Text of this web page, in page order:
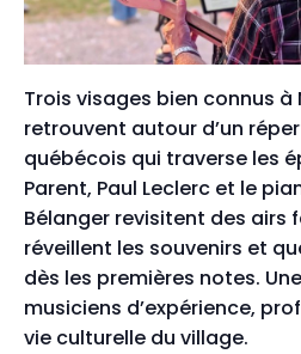
Trois visages bien connus à
retrouvent autour d’un
québécois qui traverse les
Parent, Paul Leclerc et le
Bélanger revisitent des airs
réveillent les souvenirs et
dès les premières notes.
musiciens d’expérience,
vie culturelle du village.